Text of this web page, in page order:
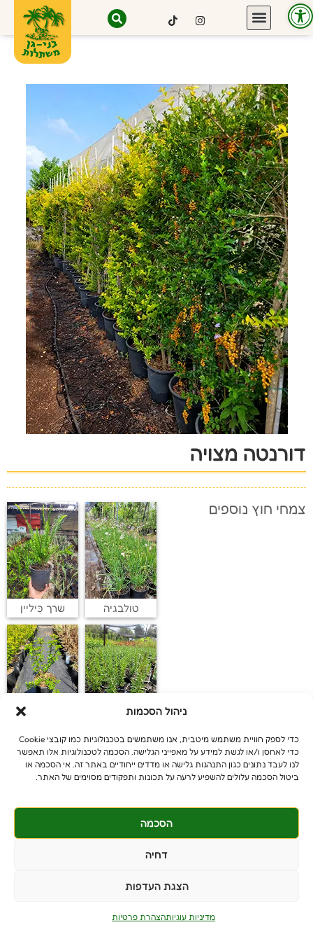
ניהול הסכמות
כדי לספק חוויית משתמש מיטבית, אנו משתמשים בטכנולוגיות כמו קובצי Cookie
כדי לאחסן ו/או לגשת למידע על מאפייני הגלישה. הסכמה לטכנולוגיות אלו תאפשר
לנו לעבד נתונים כגון התנהגות גלישה או מדדים ייחודיים באתר זה. אי הסכמה או
ביטול הסכמה עלולים להשפיע לרעה על תכונות ותפקודים מסוימים של האתר.
הסכמה
דחיה
הצגת העדפות
מדיניות עוגיותהצהרת פרטיות
דורנטה מצויה
צמחי חוץ נוספים
טולבגיה שרך כִּיליין
© כל הזכויות שמורות
קבלנים - 052-639-4106
PushUp | Digital Marketing